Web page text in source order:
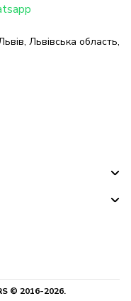
Львівська область,
© 2016-2026.